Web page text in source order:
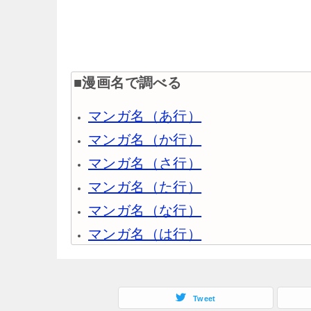
■漫画名で調べる
マンガ名（あ行）
マンガ名（か行）
マンガ名（さ行）
マンガ名（た行）
マンガ名（な行）
マンガ名（は行）
マンガ名（ら行）Tweet